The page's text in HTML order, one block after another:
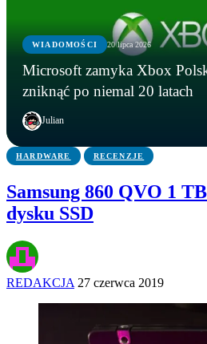
WIADOMOŚCI 20 lipca 2026
Microsoft zamyka Xbox
zniknąć po niemal 20 latach
Julian
GRY
Five Nights at Freddy’s na
Fazbear’s Pizza powstanie
GRY
Instalowali gry na Steamie, a
FBI zatrzymało podejrzanego
WIADOMOŚCI
Microsoft zamyka Xbox
ma zniknąć po niemal 20 latach
HARDWARE RECENZJE
Samsung 860 QVO 1
dysku SSD
REDAKCJA 27 czerwca 2019